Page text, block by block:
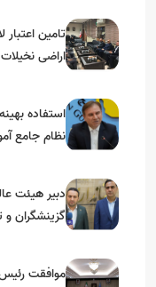
تامین
اراضی نخیلات
استفاده
نظام جامع
دبیر هیئت
گزینشگران و
موافقت